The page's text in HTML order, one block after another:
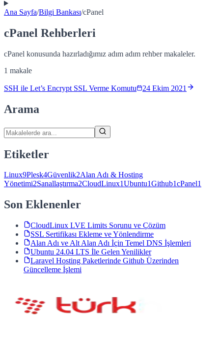
Ana Sayfa/Bilgi Bankası/cPanel
cPanel Rehberleri
cPanel konusunda hazırladığımız adım adım rehber makaleler.
1 makale
SSH ile Let’s Encrypt SSL Verme Komutu 24 Ekim 2021
Arama
Etiketler
Linux9Plesk4Güvenlik2Alan Adı & Hosting
Yönetimi2Sanallaştırma2CloudLinux1Ubuntu1Github1cPanel1
Son Eklenenler
CloudLinux LVE Limits Sorunu ve Çözüm
SSL Sertifikası Ekleme ve Yönlendirme
Alan Adı ve Alt Alan Adı İçin Temel DNS İşlemleri
Ubuntu 24.04 LTS İle Gelen Yenilikler
Laravel Hosting Paketlerinde Github Üzerinden
Güncelleme İşlemi